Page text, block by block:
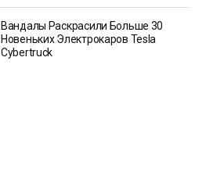
Вандалы Раскрасили Больше 30
Новеньких Электрокаров Tesla
Cybertruck